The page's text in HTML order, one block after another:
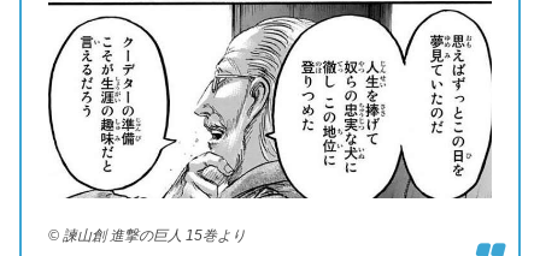
© 諫山創 進撃の巨人 15巻より